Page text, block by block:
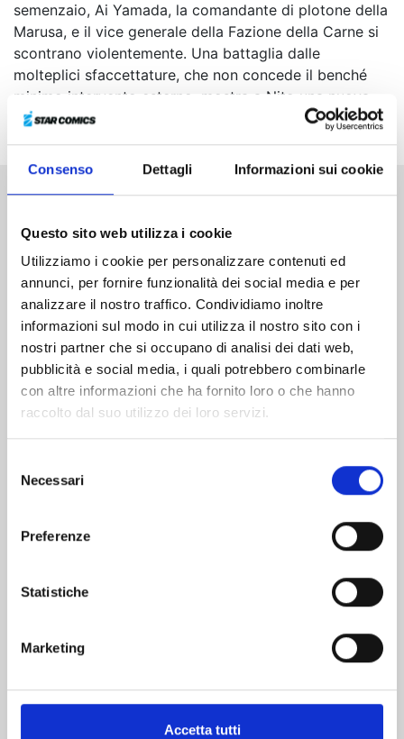
Consenso Dettagli Informazioni sui cookie
Questo sito web utilizza i cookie
Utilizziamo i cookie per personalizzare contenuti ed
annunci, per fornire funzionalità dei social media e per
analizzare il nostro traffico. Condividiamo inoltre
informazioni sul modo in cui utilizza il nostro sito con i
nostri partner che si occupano di analisi dei dati web,
pubblicità e social media, i quali potrebbero combinarle
con altre informazioni che ha fornito loro o che hanno
raccolto dal suo utilizzo dei loro servizi.
delNecessari
Preferenze
Statistiche
Marketing
Accetta tutti
semenzaio, Ai Yamada, la comandante di plotone della
Marusa, e il vice generale della Fazione della Carne si
scontrano violentemente. Una battaglia dalle
molteplici sfaccettature, che non concede il benché
minimo intervento esterno, mostra a Nito una nuova
realtà...
Altri volumi della serie